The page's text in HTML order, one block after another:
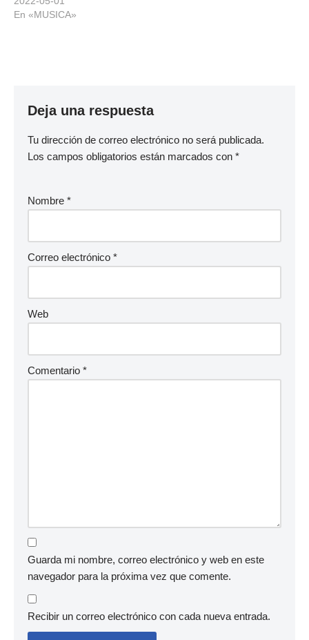
En «MUSICA»
Deja una respuesta
Tu dirección de correo electrónico no será publicada.
Los campos obligatorios están marcados con *
Nombre *
Correo electrónico *
Web
Comentario *
Guarda mi nombre, correo electrónico y web en este
navegador para la próxima vez que comente.
Recibir un correo electrónico con cada nueva entrada.